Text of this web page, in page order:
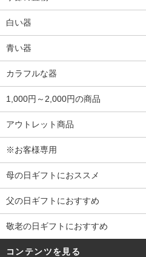
白い器
青い器
カラフルな器
1,000円～2,000円の商品
アウトレット商品
※お客様専用
母の日ギフトにおススメ
父の日ギフトにおすすめ
敬老の日ギフトにおすすめ
コンテンツを見る